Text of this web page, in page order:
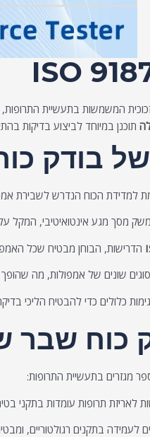
המשמשות בתעשיית התרופות,
תוכנן במיוחד לביצוע בדיקות
של בודק
למדידת הכוח הנדרש לשבירת
מסך מגע אינטואיטיבי, המקל
הדרישות, הבוחן מבטיח שכל
שונים של אמפולות, מה
דגימות כלולים כדי להבטיח הליכי
כוח שבר
מגזרים בתעשיית התרופות:
תרופות עומדות בתקני
לעמידה בתקנים רגולטוריים,